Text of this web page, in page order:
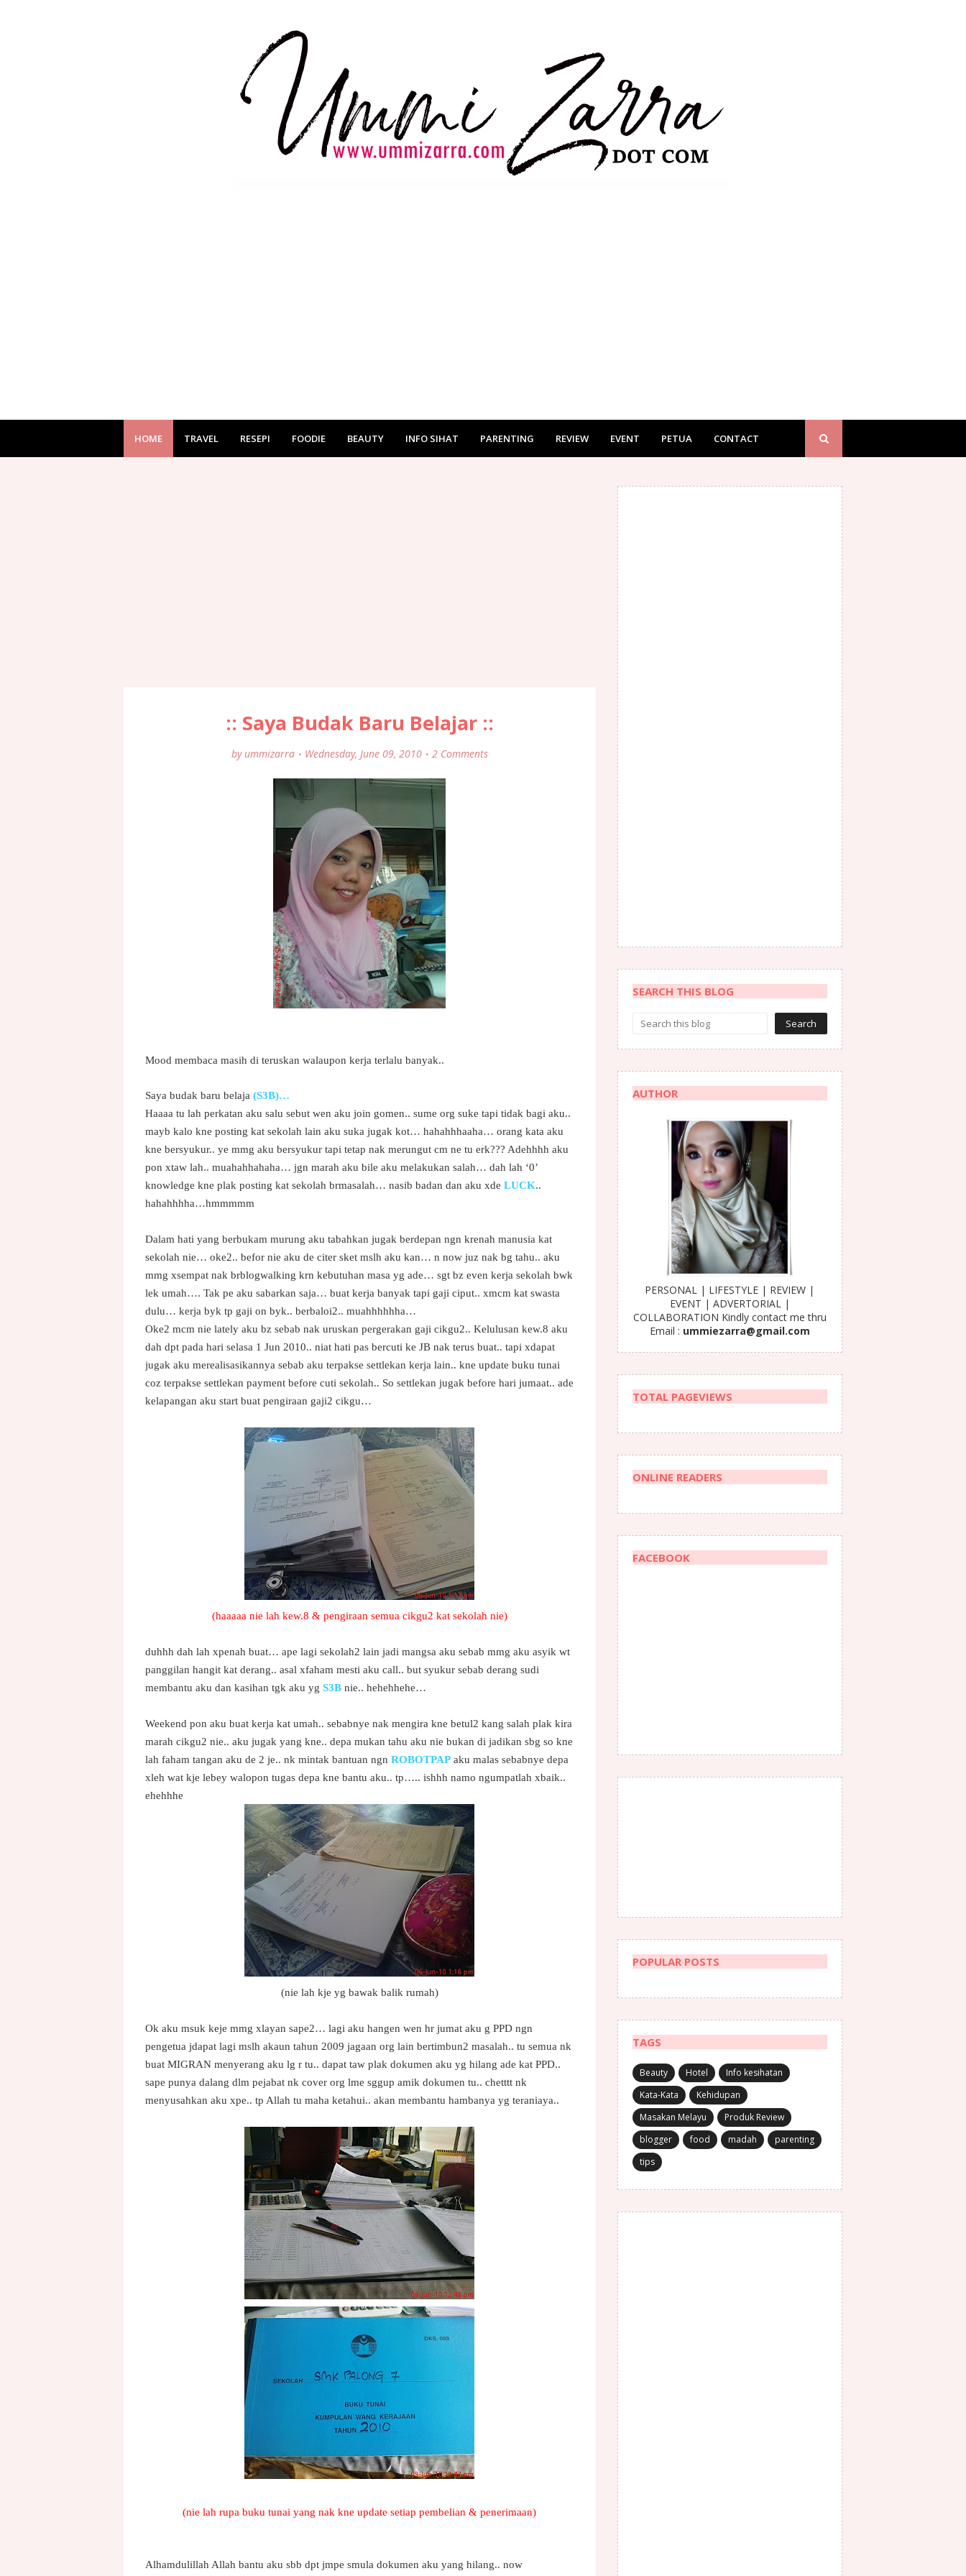
HOME TRAVEL RESEPI FOODIE BEAUTY INFO SIHAT PARENTING REVIEW EVENT PETUA CONTACT
:: Saya Budak Baru Belajar ::
by ummizarra Wednesday, June 09, 2010 2 Comments
Mood membaca masih di teruskan walaupon kerja terlalu banyak..
Saya budak baru belaja (S3B)…
Haaaa tu lah perkatan aku salu sebut wen aku join gomen.. sume org suke tapi tidak bagi aku..
mayb kalo kne posting kat sekolah lain aku suka jugak kot… hahahhhaaha… orang kata aku
kne bersyukur.. ye mmg aku bersyukur tapi tetap nak merungut cm ne tu erk??? Adehhhh aku
pon xtaw lah.. muahahhahaha… jgn marah aku bile aku melakukan salah… dah lah ‘0’
knowledge kne plak posting kat sekolah brmasalah… nasib badan dan aku xde LUCK..
hahahhhha…hmmmmm
Dalam hati yang berbukam murung aku tabahkan jugak berdepan ngn krenah manusia kat
sekolah nie… oke2.. befor nie aku de citer sket mslh aku kan… n now juz nak bg tahu.. aku
mmg xsempat nak brblogwalking krn kebutuhan masa yg ade… sgt bz even kerja sekolah bwk
lek umah…. Tak pe aku sabarkan saja… buat kerja banyak tapi gaji ciput.. xmcm kat swasta
dulu… kerja byk tp gaji on byk.. berbaloi2.. muahhhhhha…
Oke2 mcm nie lately aku bz sebab nak uruskan pergerakan gaji cikgu2.. Kelulusan kew.8 aku
dah dpt pada hari selasa 1 Jun 2010.. niat hati pas bercuti ke JB nak terus buat.. tapi xdapat
jugak aku merealisasikannya sebab aku terpakse settlekan kerja lain.. kne update buku tunai
coz terpakse settlekan payment before cuti sekolah.. So settlekan jugak before hari jumaat.. ade
kelapangan aku start buat pengiraan gaji2 cikgu…
(haaaaa nie lah kew.8 & pengiraan semua cikgu2 kat sekolah nie)
duhhh dah lah xpenah buat… ape lagi sekolah2 lain jadi mangsa aku sebab mmg aku asyik wt
panggilan hangit kat derang.. asal xfaham mesti aku call.. but syukur sebab derang sudi
membantu aku dan kasihan tgk aku yg S3B nie.. hehehhehe…
Weekend pon aku buat kerja kat umah.. sebabnye nak mengira kne betul2 kang salah plak kira
marah cikgu2 nie.. aku jugak yang kne.. depa mukan tahu aku nie bukan di jadikan sbg so kne
lah faham tangan aku de 2 je.. nk mintak bantuan ngn ROBOTPAP aku malas sebabnye depa
xleh wat kje lebey walopon tugas depa kne bantu aku.. tp….. ishhh namo ngumpatlah xbaik..
ehehhhe
(nie lah kje yg bawak balik rumah)
Ok aku msuk keje mmg xlayan sape2… lagi aku hangen wen hr jumat aku g PPD ngn
pengetua jdapat lagi mslh akaun tahun 2009 jagaan org lain bertimbun2 masalah.. tu semua nk
buat MIGRAN menyerang aku lg r tu.. dapat taw plak dokumen aku yg hilang ade kat PPD..
sape punya dalang dlm pejabat nk cover org lme sggup amik dokumen tu.. chetttt nk
menyusahkan aku xpe.. tp Allah tu maha ketahui.. akan membantu hambanya yg teraniaya..
(nie lah rupa buku tunai yang nak kne update setiap pembelian & penerimaan)
Alhamdulillah Allah bantu aku sbb dpt jmpe smula dokumen aku yang hilang.. now
SEARCH THIS BLOG
AUTHOR
PERSONAL | LIFESTYLE | REVIEW |
EVENT | ADVERTORIAL |
COLLABORATION Kindly contact me thru
Email : ummiezarra@gmail.com
TOTAL PAGEVIEWS
ONLINE READERS
FACEBOOK
POPULAR POSTS
TAGS
Beauty Hotel
Info kesihatan
Kata-Kata
Kehidupan
Masakan Melayu
Produk Review
blogger
food madah
parenting
tips